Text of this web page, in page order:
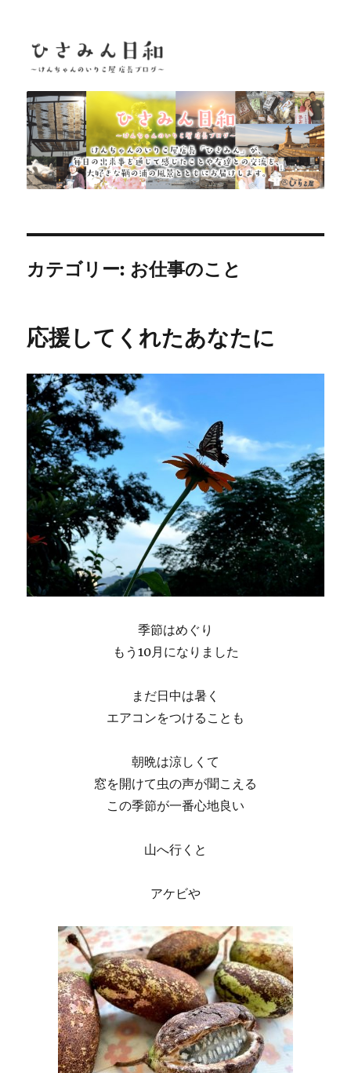
ひさみん日和
カテゴリー: お仕事のこと
応援してくれたあなたに
季節はめぐり
もう10月になりました
まだ日中は暑く
エアコンをつけることも
朝晩は涼しくて
窓を開けて虫の声が聞こえる
この季節が一番心地良い
山へ行くと
アケビや